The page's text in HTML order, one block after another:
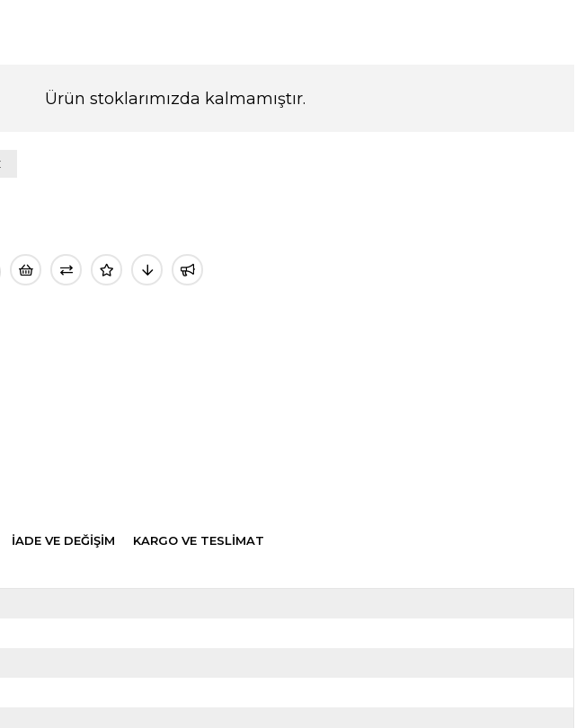
Ürün stoklarımızda kalmamıştır.
İADE VE DEĞİŞİM KARGO VE TESLİMAT